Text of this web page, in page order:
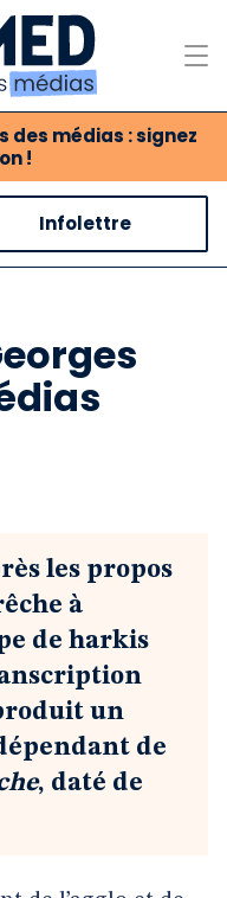
médias : signez
!
médias
Infolettre
les propos
à
de harkis
un
de
, daté de